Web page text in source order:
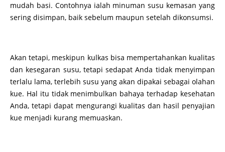
mudah basi. Contohnya ialah minuman susu kemasan yang
sering disimpan, baik sebelum maupun setelah dikonsumsi.
Akan tetapi, meskipun kulkas bisa mempertahankan kualitas
dan kesegaran susu, tetapi sedapat Anda tidak menyimpan
terlalu lama, terlebih susu yang akan dipakai sebagai olahan
kue. Hal itu tidak menimbulkan bahaya terhadap kesehatan
Anda, tetapi dapat mengurangi kualitas dan hasil penyajian
kue menjadi kurang memuaskan.